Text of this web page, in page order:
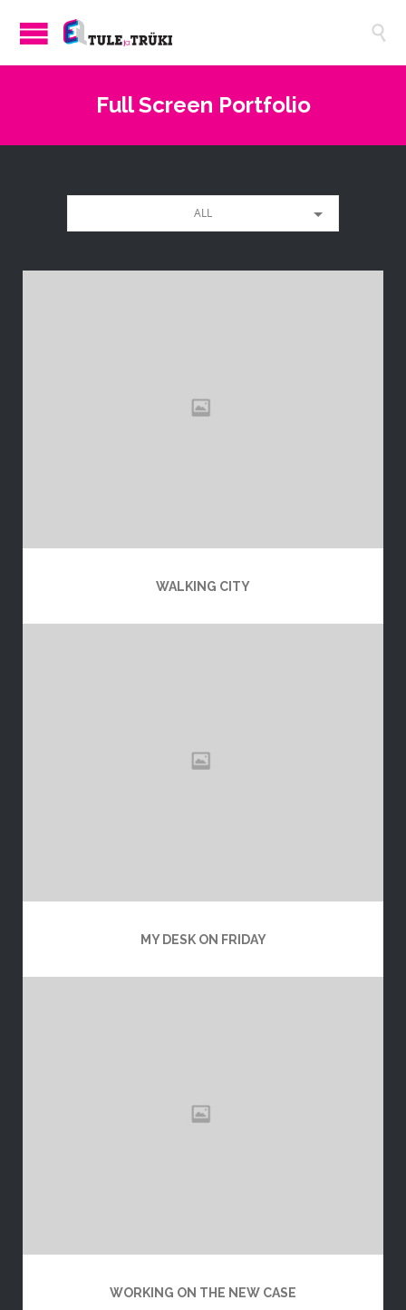

Full Screen Portfolio
ALL
WALKING CITY
MY DESK ON FRIDAY
WORKING ON THE NEW CASE